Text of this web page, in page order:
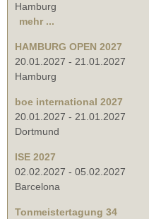
Hamburg
mehr ...
HAMBURG OPEN 2027
20.01.2027 - 21.01.2027
Hamburg
boe international 2027
20.01.2027 - 21.01.2027
Dortmund
ISE 2027
02.02.2027 - 05.02.2027
Barcelona
Tonmeistertagung 34